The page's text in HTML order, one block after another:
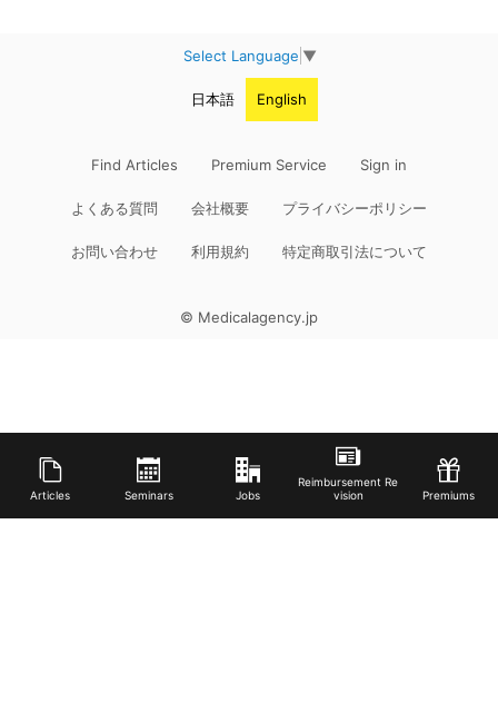
Articles Seminars Jobs
Reimbursement Re
vision
Premiums
Select Language ▼
日本語 English
Find Articles Premium Service Sign in
よくある質問 会社概要 プライバシーポリシー
お問い合わせ 利用規約 特定商取引法について
© Medicalagency.jp